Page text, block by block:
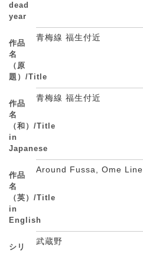
dead
year
作品
名
（原
題）/Title
青梅線 福生付近
作品
名
（和）/Title
in
Japanese
青梅線 福生付近
作品
名
（英）/Title
in
English
Around Fussa, Ome Line
シリ
武蔵野